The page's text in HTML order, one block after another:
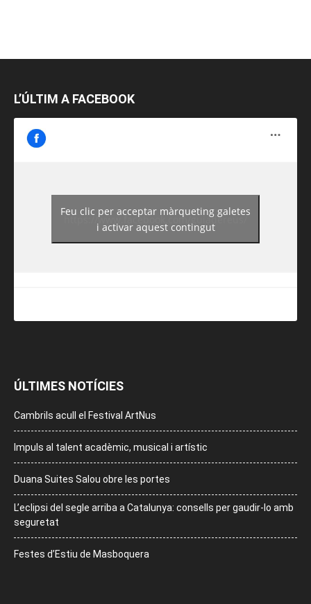
L’ÚLTIM A FACEBOOK
https://www.facebook.com/guiadereus/
Feu clic per acceptar màrqueting galetes
i activar aquest contingut
ÚLTIMES NOTÍCIES
Cambrils acull el Festival ArtNus
Impuls al talent acadèmic, musical i artístic
Duana Suites Salou obre les portes
L’eclipsi del segle arriba a Catalunya: consells per gaudir-lo amb
seguretat
Festes d’Estiu de Masboquera